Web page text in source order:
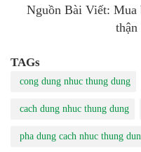
Nguồn Bài Viết: Mua
TAGs
cong dung nhuc thung dung
cach dung nhuc thung dung
pha dung cach nhuc thung